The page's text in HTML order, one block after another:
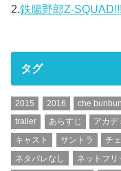
2.鉄腸野郎Z-
タグ
2015 2016 che bunbun
trailer
あらすじ アカデ
キャスト
サントラ チ
ネタバレなし
ネットフリ